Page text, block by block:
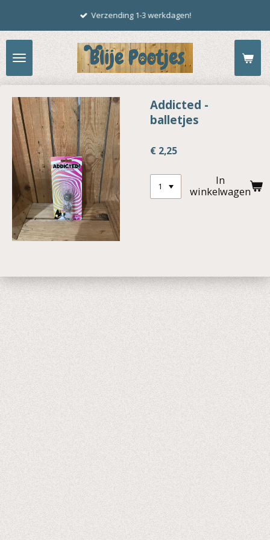
naar
de
hoofdinhoud
Verzending 1-3 werkdagen!
Addicted -
balletjes
€ 2,25
In
winkelwagen